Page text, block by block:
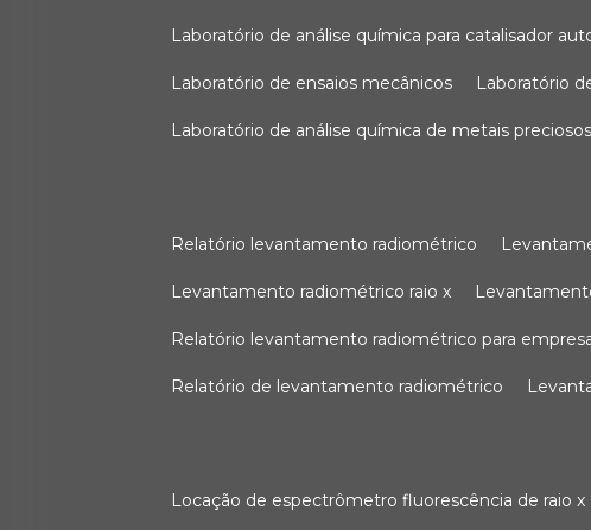
laboratório de análise química para catalisador
laboratório de ensaios mecânicos laboratório
laboratório de análise química de metais preciosos
relatório levantamento radiométrico
levantamento radiométrico raio x
relatório levantamento radiométrico para
relatório de levantamento radiométrico
locação de espectrômetro fluorescência de raio x